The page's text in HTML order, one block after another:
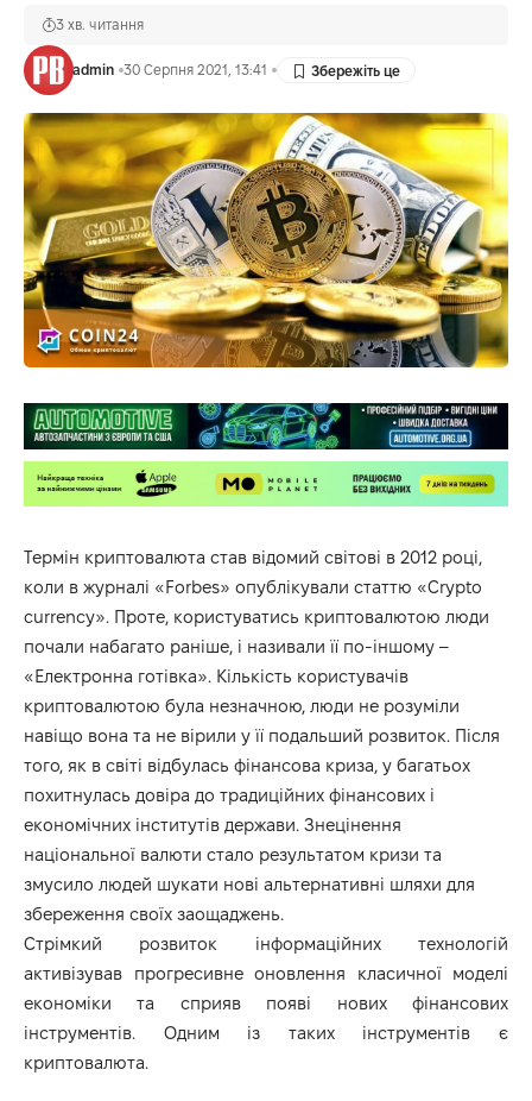
admin 30 Серпня 2021, 13:41
3 хв. читання
Термін криптовалюта став відомий світові в 2012 році,
коли в журналі «Forbes» опублікували статтю «Crypto
currency». Проте, користуватись криптовалютою люди
почали набагато раніше, і називали її по-іншому –
«Електронна готівка». Кількість користувачів
криптовалютою була незначною, люди не розуміли
навіщо вона та не вірили у її подальший розвиток. Після
того, як в світі відбулась фінансова криза, у багатьох
похитнулась довіра до традиційних фінансових і
економічних інститутів держави. Знецінення
національної валюти стало результатом кризи та
змусило людей шукати нові альтернативні шляхи для
збереження своїх заощаджень.
Стрімкий розвиток інформаційних технологій
активізував прогресивне оновлення класичної моделі
економіки та сприяв появі нових фінансових
інструментів. Одним із таких інструментів є
криптовалюта.